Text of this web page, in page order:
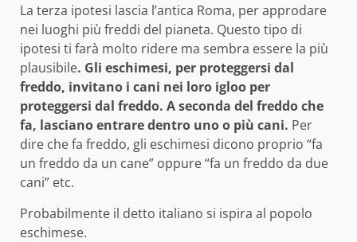
La terza ipotesi lascia l’antica Roma, per approdare
nei luoghi più freddi del pianeta. Questo tipo di
ipotesi ti farà molto ridere ma sembra essere la più
plausibile. Gli eschimesi, per proteggersi dal
freddo, invitano i cani nei loro igloo per
proteggersi dal freddo. A seconda del freddo che
fa, lasciano entrare dentro uno o più cani. Per
dire che fa freddo, gli eschimesi dicono proprio “fa
un freddo da un cane” oppure “fa un freddo da due
cani” etc.
Probabilmente il detto italiano si ispira al popolo
eschimese.